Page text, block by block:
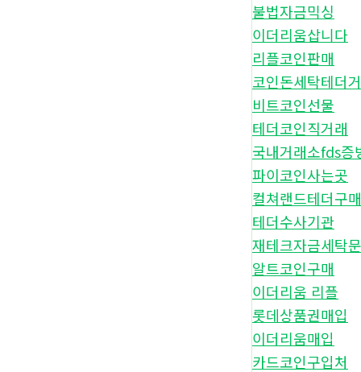
불법자금믹싱
이더리움삽니다
리플코인판매
코인돈세탁테더
비트코인선물
테더코인직거래
국내거래소fds증
파이코인사는곳
컬쳐랜드테더구매
테더수사기관
재테크자금세탁
알트코인구매
이더리움 리플
롯데상품권매입
이더리움매입
카드코인구입처